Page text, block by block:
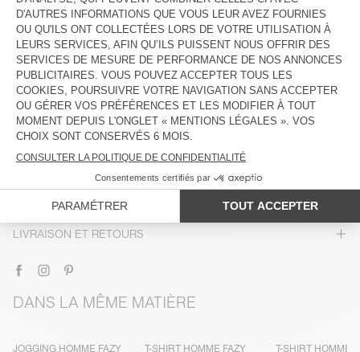
DESCRIPTION
TAILLE ET COUPE
COMPOSITION
TRAÇABILITÉ
LIVRAISON ET RETOURS
DANS LA MÊME MATIÈRE
JOGGING HOMME FAZY
T-SHIRT HOMME FAZY
T-SHIRT HOMME